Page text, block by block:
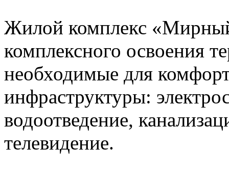
Жилой комплекс
комплексного освоения
необходимые для
инфраструктуры:
водоотведение,
телевидение.